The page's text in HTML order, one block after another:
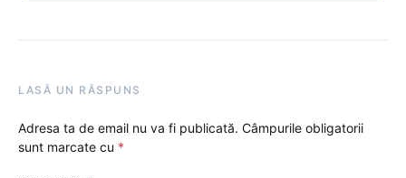
LASĂ UN RĂSPUNS
Adresa ta de email nu va fi publicată. Câmpurile obligatorii
sunt marcate cu *